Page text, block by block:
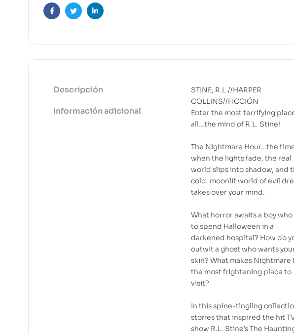
FacebookTwitterLinkedin
Descripción
Información adicional
STINE, R.L.//HARPER
COLLINS//FICCIÓN
Enter the most terrifying
all…the mind of R.L. Stine!
The Nightmare Hour…the
when the lights fade, the real
world slips into shadow, and
cold, moonlit world of evil
takes over your mind.
What horror awaits a boy who
to spend Halloween in a
darkened hospital? How do
outwit a ghost who wants
skin? What makes Nightmare
the most frightening place to
visit?
In this spine-tingling
stories that inspired the hit
show R.L. Stine’s The